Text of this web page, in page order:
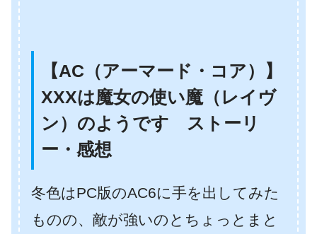
【AC（アーマード・コア）】
XXXは魔女の使い魔（レイヴ
ン）のようです ストーリ
ー・感想
冬色はPC版のAC6に手を出してみた
ものの、敵が強いのとちょっとまと